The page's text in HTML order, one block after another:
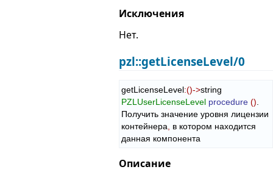
Исключения
Нет.
pzl::getLicenseLevel/0
getLicenseLevel:()->
PZLUserLicenseLevel procedure ()
Получить значение уровня лицензии
контейнера
в котором находится
данная компонента
Описание